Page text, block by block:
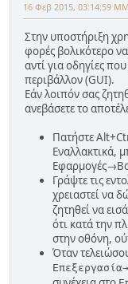
16 Φεβ 2015, 03:14:59 ΜΜ
Στην υποστήριξη
φορές βολικότερο
αντί για οδηγίες
περιβάλλον (GUI).
Εάν λοιπόν σας
ανεβάσετε το
Πατήστε
Εναλλακτικά,
Γράψτε τις
χρειαστεί να
ζητηθεί να
ότι κατά την
στην οθόνη,
Όταν